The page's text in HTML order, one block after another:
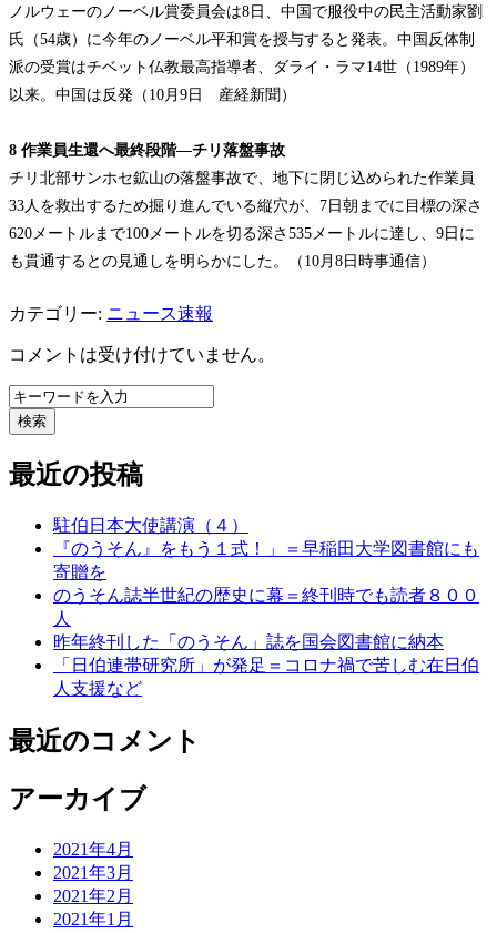
ノルウェーのノーベル賞委員会は8日、中国で服役中の民主活動家劉
氏（54歳）に今年のノーベル平和賞を授与すると発表。中国反体制
派の受賞はチベット仏教最高指導者、ダライ・ラマ14世（1989年）
以来。中国は反発（10月9日 産経新聞）
8 作業員生還へ最終段階―チリ落盤事故
チリ北部サンホセ鉱山の落盤事故で、地下に閉じ込められた作業員
33人を救出するため掘り進んでいる縦穴が、7日朝までに目標の深さ
620メートルまで100メートルを切る深さ535メートルに達し、9日に
も貫通するとの見通しを明らかにした。（10月8日時事通信）
カテゴリー: ニュース速報
コメントは受け付けていません。
検索
最近の投稿
駐伯日本大使講演（４）
『のうそん』をもう１式！」＝早稲田大学図書館にも
寄贈を
のうそん誌半世紀の歴史に幕＝終刊時でも読者８００
人
昨年終刊した「のうそん」誌を国会図書館に納本
「日伯連帯研究所」が発足＝コロナ禍で苦しむ在日伯
人支援など
最近のコメント
アーカイブ
2021年4月
2021年3月
2021年2月
2021年1月